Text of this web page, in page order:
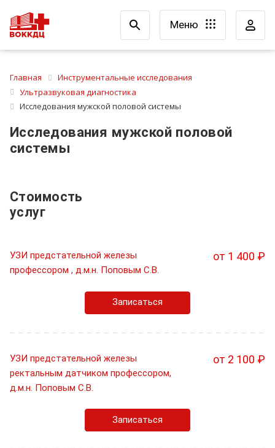
Меню
Главная
Инструментальные исследования
Ультразвуковая диагностика
Исследования мужской половой системы
Исследования мужской половой
системы
Стоимость
услуг
УЗИ предстательной железы
профессором , д.м.н. Поповым С.В.
от 1 400 ₽
Записаться
УЗИ предстательной железы
ректальным датчиком профессором,
д.м.н. Поповым С.В.
от 2 100 ₽
Записаться